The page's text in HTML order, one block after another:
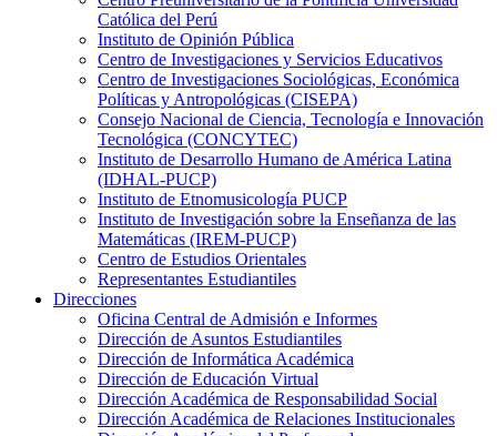
Católica del Perú
Instituto de Opinión Pública
Centro de Investigaciones y Servicios Educativos
Centro de Investigaciones Sociológicas, Económica
Políticas y Antropológicas (CISEPA)
Consejo Nacional de Ciencia, Tecnología e Innovación
Tecnológica (CONCYTEC)
Instituto de Desarrollo Humano de América Latina
(IDHAL-PUCP)
Instituto de Etnomusicología PUCP
Instituto de Investigación sobre la Enseñanza de las
Matemáticas (IREM-PUCP)
Centro de Estudios Orientales
Representantes Estudiantiles
Direcciones
Oficina Central de Admisión e Informes
Dirección de Asuntos Estudiantiles
Dirección de Informática Académica
Dirección de Educación Virtual
Dirección Académica de Responsabilidad Social
Dirección Académica de Relaciones Institucionales